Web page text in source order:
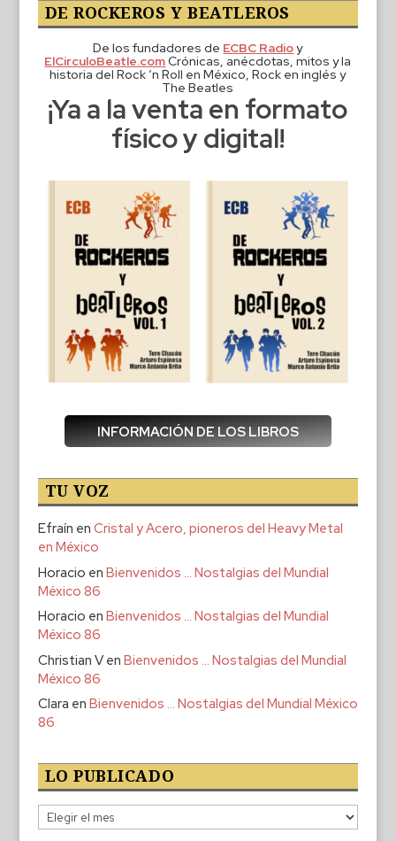
DE ROCKEROS Y BEATLEROS
De los fundadores de ECBC Radioy
ElCirculoBeatle.comCrónicas, anécdotas, mitos y la
historia del Rock ‘n Roll en México, Rock en inglés y
The Beatles
¡Ya a la venta en formato
físico y digital!
INFORMACIÓN DE LOS LIBROS
TU VOZ
Efraín en Cristal y Acero, pioneros del Heavy Metal
en México
Horacio en Bienvenidos … Nostalgias del Mundial
México 86
Horacio en Bienvenidos … Nostalgias del Mundial
México 86
Christian Ven Bienvenidos … Nostalgias del Mundial
México 86
Clara en Bienvenidos … Nostalgias del Mundial México
86
LO PUBLICADO
Lo
publicado